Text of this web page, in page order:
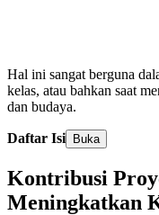
Hal ini sangat berguna
kelas, atau bahkan saat
dan budaya.
Daftar Isi Buka
Kontribusi
Meningkatkan